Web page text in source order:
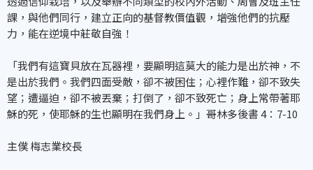
課，與他們同行，建立正向的基督教價值觀，增強他們的抗壓
力，能在逆境中莊敬自強！
「我們有這寶貝放在瓦器裡，要顯明這莫大的能力是出於神，不
是出於我們。我們四面受敵，卻不被困住；心裡作難，卻不致失
望；遭逼迫，卻不被丟棄；打倒了，卻不致死亡；身上常帶著耶
穌的死，使耶穌的生也顯明在我們身上。」哥林多後書 4：7-10
主僕 梅志業校長